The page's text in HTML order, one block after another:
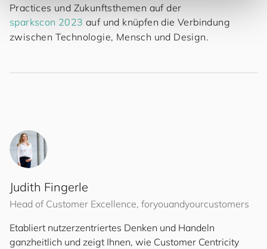
Practices und Zukunftsthemen auf der
sparkscon 2023 auf und knüpfen die Verbindung
zwischen Technologie, Mensch und Design.
Judith Fingerle
Head of Customer Excellence, foryouandyourcustomers
Etabliert nutzerzentriertes Denken und Handeln
ganzheitlich und zeigt Ihnen, wie Customer Centricity